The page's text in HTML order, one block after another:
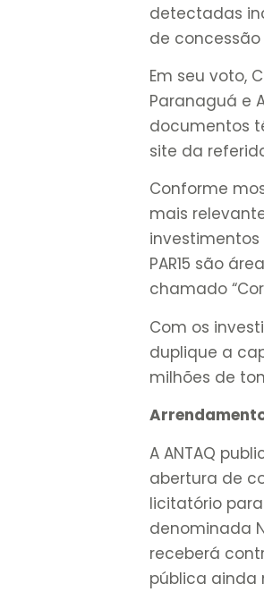
detectadas
de concessão
Em seu voto,
Paranaguá e
documentos
site da
Conforme
mais
investimentos
PAR15 são
chamado
Com os
duplique a
milhões de
A ANTAQ
abertura de
licitatório
denominada
receberá
pública ainda